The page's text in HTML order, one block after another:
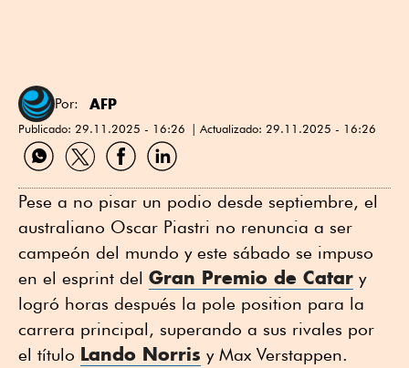
Por: AFP
Publicado: 29.11.2025 - 16:26 Actualizado: 29.11.2025 - 16:26
Compartir
por
Compartir
por
Compartir
por
Compartir
por
Pese a no pisar un podio desde septiembre, el
australiano Oscar Piastri no renuncia a ser
campeón del mundo y este sábado se impuso
en el esprint del Gran Premio de Catar y
logró horas después la pole position para la
carrera principal, superando a sus rivales por
el título Lando Norris y Max Verstappen.